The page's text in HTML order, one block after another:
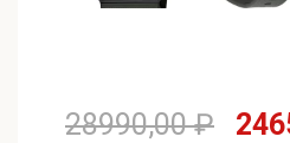
28990,00₽